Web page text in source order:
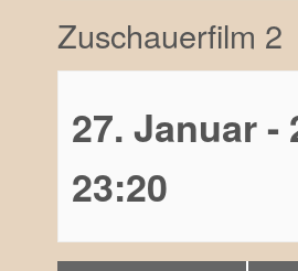
Zuschauerfilm 2
27. Januar -
23:20